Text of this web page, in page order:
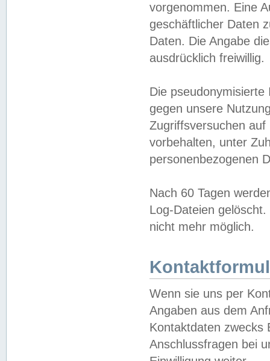
vorgenommen. Eine
geschäftlicher Daten
Daten. Die Angabe
ausdrücklich freiwillig.
Die
gegen unsere
Zugriffsversuchen
vorbehalten, unter
personenbezogenen
Nach 60 Tagen
Log-Dateien
nicht mehr möglich.
Wenn sie uns per
Angaben aus dem
Kontaktdaten zwecks
Anschlussfragen bei